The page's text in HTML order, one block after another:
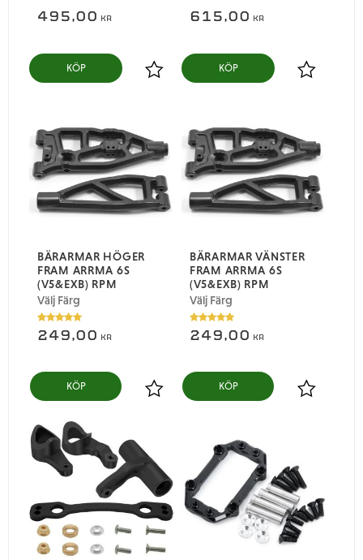
495,00 KR
Lägg till i favoriter
KÖP
615,00 KR
Lägg till i
KÖP
BÄRARMAR HÖGER
FRAM ARRMA 6S
(V5&EXB) RPM
Välj Färg
249,00 KR
Lägg till i favoriter
BÄRARMAR VÄNSTER
FRAM ARRMA 6S
(V5&EXB) RPM
Välj Färg
249,00 KR
Lägg till i